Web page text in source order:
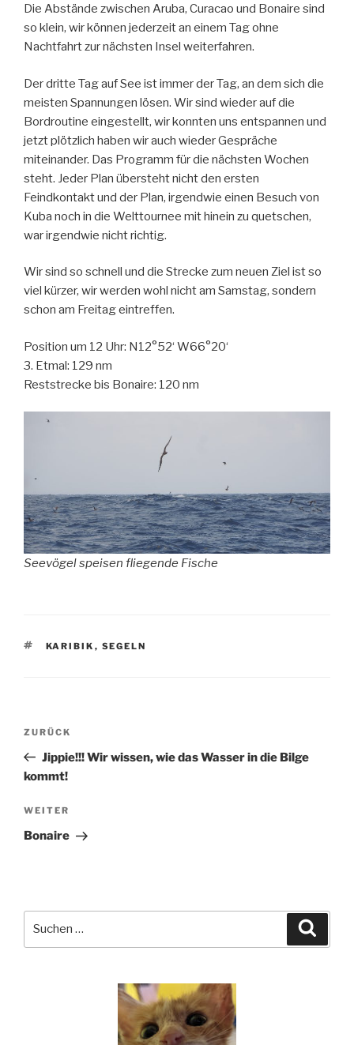
Die Abstände zwischen Aruba, Curacao und Bonaire sind
so klein, wir können jederzeit an einem Tag ohne
Nachtfahrt zur nächsten Insel weiterfahren.
Der dritte Tag auf See ist immer der Tag, an dem sich die
meisten Spannungen lösen. Wir sind wieder auf die
Bordroutine eingestellt, wir konnten uns entspannen und
jetzt plötzlich haben wir auch wieder Gespräche
miteinander. Das Programm für die nächsten Wochen
steht. Jeder Plan übersteht nicht den ersten
Feindkontakt und der Plan, irgendwie einen Besuch von
Kuba noch in die Welttournee mit hinein zu quetschen,
war irgendwie nicht richtig.
Wir sind so schnell und die Strecke zum neuen Ziel ist so
viel kürzer, wir werden wohl nicht am Samstag, sondern
schon am Freitag eintreffen.
Position um 12 Uhr: N12°52‘ W66°20‘
3. Etmal: 129 nm
Reststrecke bis Bonaire: 120 nm
Seevögel speisen fliegende Fische
SCHLAGWÖRTER
KARIBIK , SEGELN
Beitragsnavigation
Vorheriger
Beitrag
ZURÜCK
Jippie!!! Wir wissen, wie das Wasser in die Bilge
kommt!
Nächster
Beitrag
WEITER
Bonaire